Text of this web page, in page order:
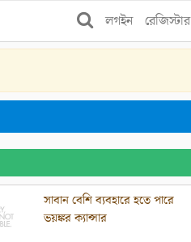
লগইন রেজিস্টার
সাবান বেশি ব্যবহারে হতে পারে
ভয়ঙ্কর ক্যান্সার